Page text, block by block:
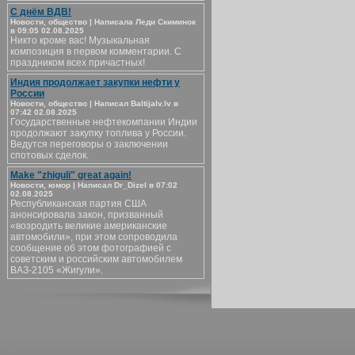
С днём ВДВ!
Новости, общество | Написала Леди Скиминок
в 09:05 02.08.2025
Никто кроме вас! Музыкальная
композиция в первом комментарии. С
праздником всех причастных!
Индия продолжает закупки нефти у
России
Новости, общество | Написал Baltijalv.lv в
07:42 02.08.2025
Государственные нефтекомпании Индии
продолжают закупку топлива у России.
Ведутся переговоры о заключении
спотовых сделок.
Make "zhiguli" great again!
Новости, юмор | Написал Dr_Dizel в 07:02
02.08.2025
Республиканская партия США
анонсировала закон, призванный
«возродить великие американские
автомобили», при этом сопроводила
сообщение об этом фотографией с
советским и российским автомобилем
ВАЗ-2105 «Жигули».